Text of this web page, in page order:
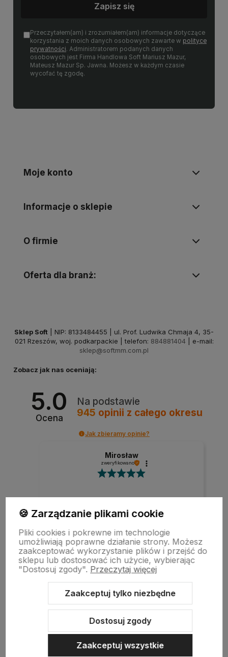
Zapisz się
Przeczytałem(am) i zrozumiałem(am) informacje dotyczące
korzystania z moich danych osobowych zawarte w polityce
prywatności. Administratorem podanych danych
osobowych jest Firma Handlowa Soft Mariusz Mazur,
Mateusz Mazur Sp. Jawna. Możesz w każdym czasie
wycofać tę zgodę.
Moje konto
Informacje o sklepie
O firmie
Oferta dla branż:
Sklep Soft | NIP: 8133484455 | ul. Prof. Ludwika Chmaja 4, 35-
021 Rzeszów, woj. podkarpackie | telefon: 884881404 | e-mail:
sklep@softmm.com.pl
Zobacz jak nas oceniają:
5.0
Ocena
Na podstawie
945 opinii z całego okresu
Jak zbieramy opinie?
Mirosław
zweryfikowano
Szybka realizacja zamówienia.
w tym miesiącu
zebranych i zweryfikowanych przez
🍪 Zarządzanie plikami cookie
Pliki cookies i pokrewne im technologie
umożliwiają poprawne działanie strony. Możesz
zaakceptować wykorzystanie plików i przejść do
sklepu lub dostosować ich użycie, wybierając
"Dostosuj zgody". Przeczytaj więcej
Zaakceptuj tylko niezbędne
Dostosuj zgody
Zaakceptuj wszystkie